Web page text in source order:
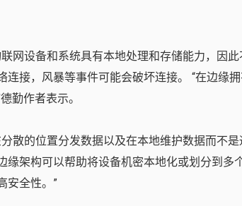
网设备和系统具有本地处理和存储能力，因
连接，风暴等事件可能会破坏连接。 “在边缘
勤作者表示。
散的位置分发数据以及在本地维护数据而不
缘架构可以帮助将设备机密本地化或划分到多
安全性。”